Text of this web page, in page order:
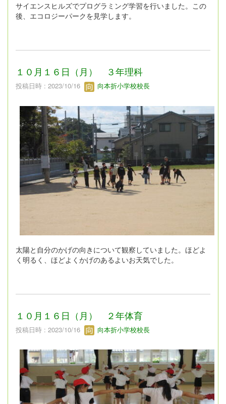
サイエンスヒルズでプログラミング学習を行いました。この
後、エコロジーパークを見学します。
１０月１６日（月） ３年理科
投稿日時 : 2023/10/16 向本折小学校校長
太陽と自分のかげの向きについて観察していました。ほどよ
く明るく、ほどよくかげのあるよいお天気でした。
１０月１６日（月） ２年体育
投稿日時 : 2023/10/16 向本折小学校校長